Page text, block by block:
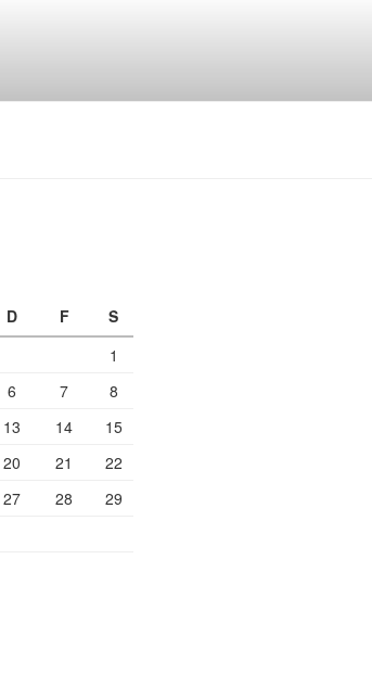
D F
S
1
6 7
8
13 14
15
20 21
22
27 28
29